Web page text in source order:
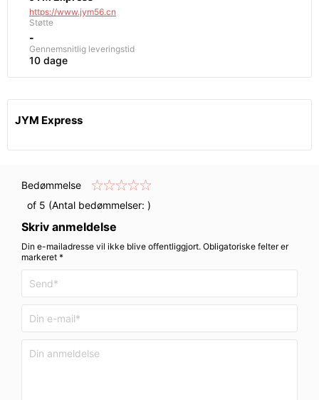
https://www.jym56.cn
Støtte
-
Gennemsnitlig leveringstid
10 dage
JYM Express
Bedømmelse
of 5 (Antal bedømmelser: )
Skriv anmeldelse
Din e-mailadresse vil ikke blive offentliggjort. Obligatoriske felter er
markeret *